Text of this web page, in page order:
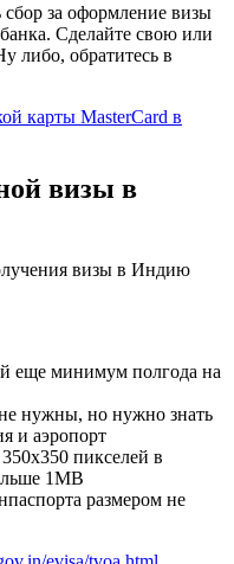
за оформление визы
Сделайте свою или
либо, обратитесь в
карты MasterCard в
визы в
визы в Индию
еще минимум полгода на
нужны, но нужно знать
и аэропорт
пикселей в
1MB
размером не